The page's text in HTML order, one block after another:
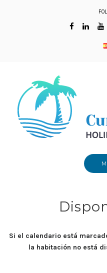
Si el calendario está
la habitación no está